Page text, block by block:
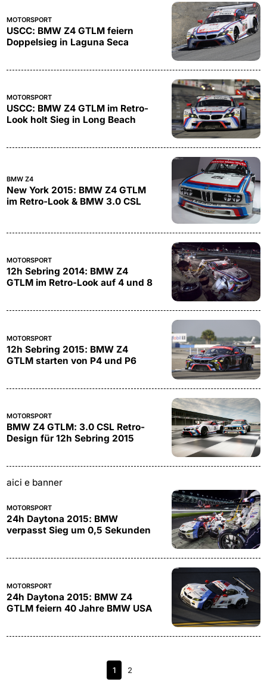
MOTORSPORT
USCC: BMW Z4 GTLM feiern
Doppelsieg in Laguna Seca
MOTORSPORT
USCC: BMW Z4 GTLM im Retro-
Look holt Sieg in Long Beach
BMW Z4
New York 2015: BMW Z4 GTLM
im Retro-Look & BMW 3.0 CSL
MOTORSPORT
12h Sebring 2014: BMW Z4
GTLM im Retro-Look auf 4 und 8
MOTORSPORT
12h Sebring 2015: BMW Z4
GTLM starten von P4 und P6
MOTORSPORT
BMW Z4 GTLM: 3.0 CSL Retro-
Design für 12h Sebring 2015
aici e banner
MOTORSPORT
24h Daytona 2015: BMW
verpasst Sieg um 0,5 Sekunden
MOTORSPORT
24h Daytona 2015: BMW Z4
GTLM feiern 40 Jahre BMW USA
1 2